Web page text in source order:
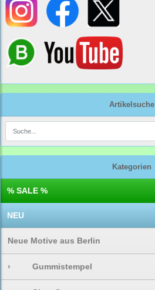
Artikelsuche
Kategorien
% SALE %
NEU
Neue Motive aus Berlin
› Gummistempel